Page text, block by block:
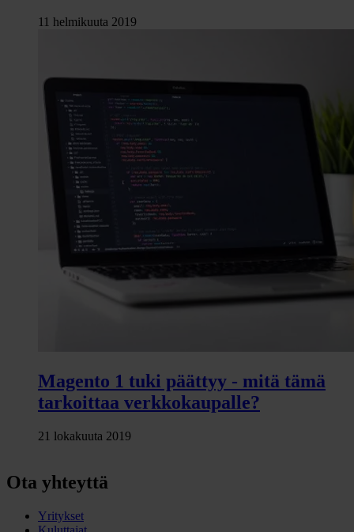
11 helmikuuta 2019
Magento 1 tuki päättyy - mitä tämä
tarkoittaa verkkokaupalle?
21 lokakuuta 2019
Ota yhteyttä
Yritykset